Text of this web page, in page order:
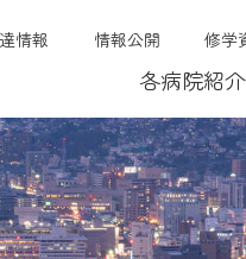
各病院紹介
情報 情報公開 修学